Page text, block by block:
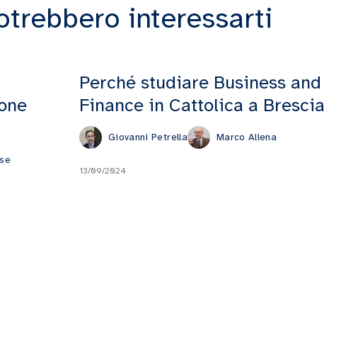
interessarti
Perché studiare Business and
Finance in Cattolica a Brescia
Giovanni Petrella Marco Allena
13/09/2024